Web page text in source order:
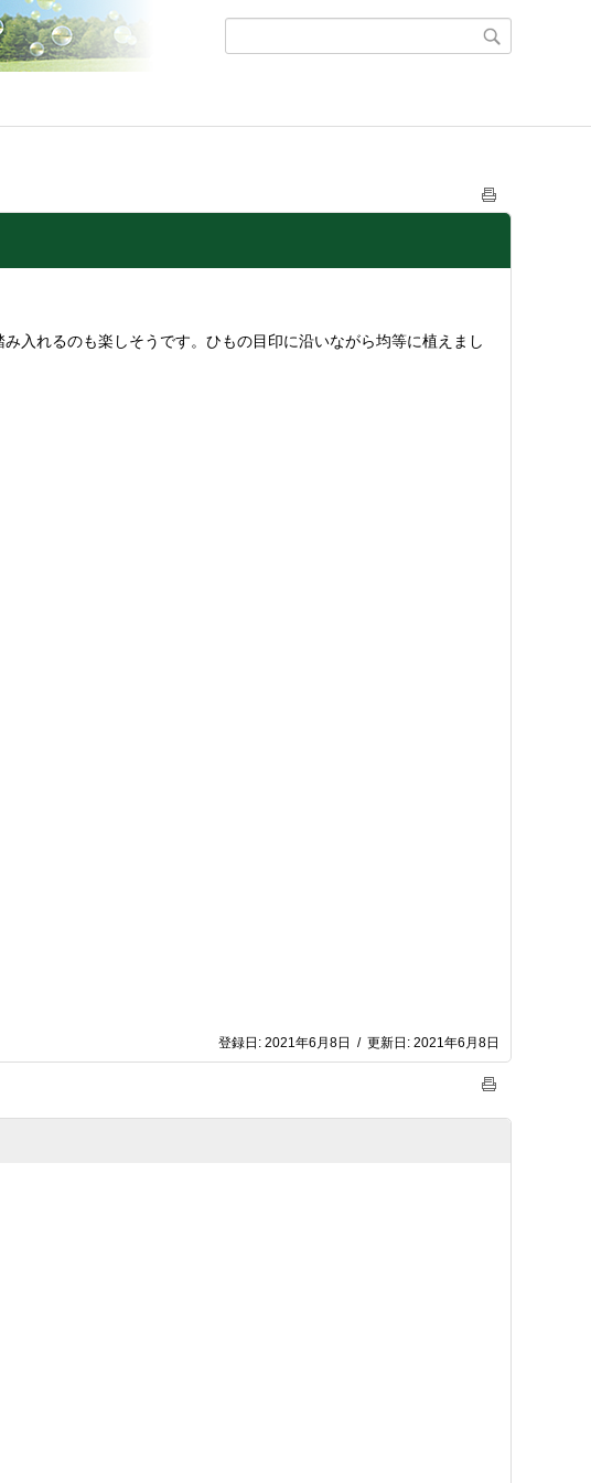
入れるのも楽しそうです。ひもの目印に沿いながら均等に植えまし
登録日: 2021年6月8日 / 更新日: 2021年6月8日